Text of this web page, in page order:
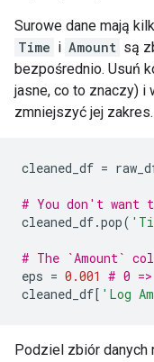
Surowe dane mają
Time i Amount są
bezpośrednio. Usuń
jasne, co to znaczy) i
zmniejszyć jej zakres.
cleaned_df =
# You don't want
cleaned_df.pop(
# The `Amount`
eps = 0.001 # 0
cleaned_df[ 'Log
Podziel zbiór danych